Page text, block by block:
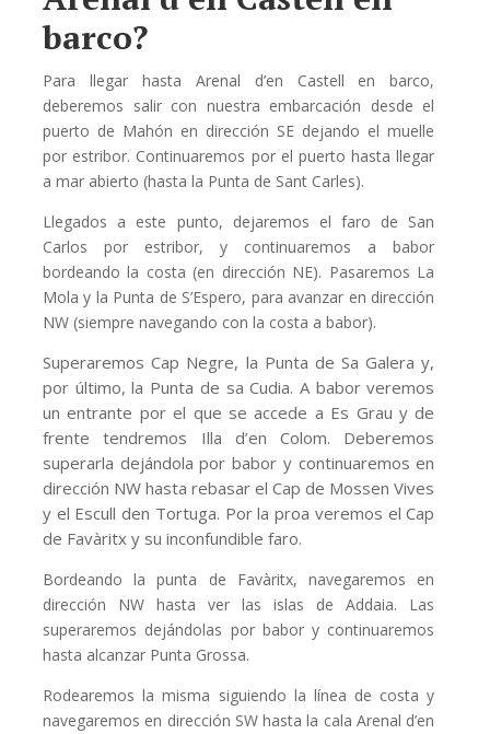
barco?
Para llegar hasta Arenal d’en Castell en barco,
deberemos salir con nuestra embarcación desde el
puerto de Mahón en dirección SE dejando el muelle
por estribor. Continuaremos por el puerto hasta llegar
a mar abierto (hasta la Punta de Sant Carles).
Llegados a este punto, dejaremos el faro de San
Carlos por estribor, y continuaremos a babor
bordeando la costa (en dirección NE). Pasaremos La
Mola y la Punta de S’Espero, para avanzar en dirección
NW (siempre navegando con la costa a babor).
Superaremos Cap Negre, la Punta de Sa Galera y,
por último, la Punta de sa Cudia. A babor veremos
un entrante por el que se accede a Es Grau y de
frente tendremos Illa d’en Colom. Deberemos
superarla dejándola por babor y continuaremos en
dirección NW hasta rebasar el Cap de Mossen Vives
y el Escull den Tortuga. Por la proa veremos el Cap
de Favàritx y su inconfundible faro.
Bordeando la punta de Favàritx, navegaremos en
dirección NW hasta ver las islas de Addaia. Las
superaremos dejándolas por babor y continuaremos
hasta alcanzar Punta Grossa.
Rodearemos la misma siguiendo la línea de costa y
navegaremos en dirección SW hasta la cala Arenal d’en